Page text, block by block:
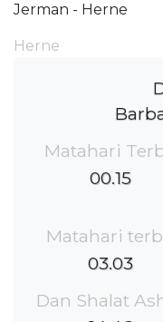
Jerman - Herne
Herne
Matahari
00.15
Matahari
03.03
Dan Shalat